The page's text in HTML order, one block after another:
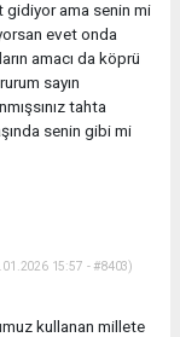
ama senin mi
evet onda
amacı da köprü
sayın
tahta
senin gibi mi
15:57 - #8403)
kullanan millete